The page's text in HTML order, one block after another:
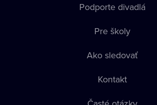
Podporte divadlá
Pre školy
Ako sledovať
Kontakt